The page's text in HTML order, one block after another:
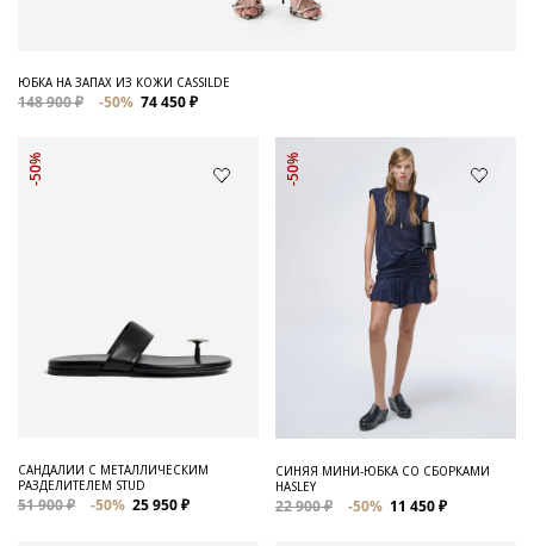
ЮБКА НА ЗАПАХ ИЗ КОЖИ CASSILDE
148 900 ₽ -50% 74 450 ₽
-50%
САНДАЛИИ С МЕТАЛЛИЧЕСКИМ
РАЗДЕЛИТЕЛЕМ STUD
51 900 ₽ -50% 25 950 ₽
-50%
СИНЯЯ МИНИ-ЮБКА СО СБОРКАМИ
HASLEY
22 900 ₽ -50% 11 450 ₽